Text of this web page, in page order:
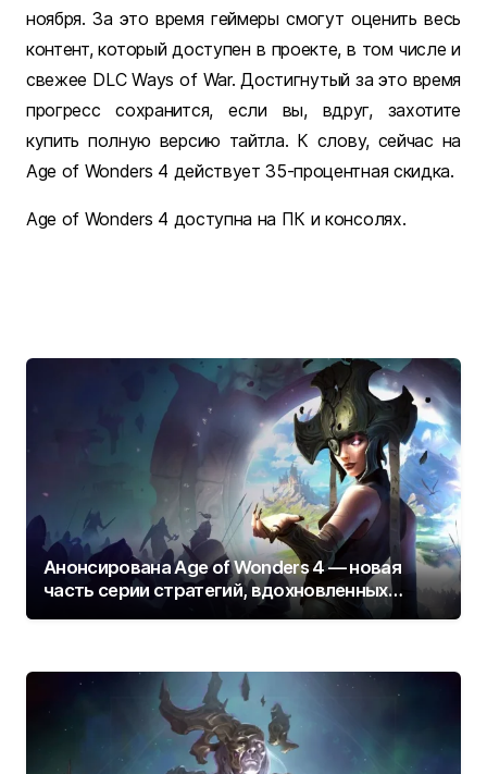
ноября. За это время геймеры смогут оценить весь
контент, который доступен в проекте, в том числе и
свежее DLC Ways of War. Достигнутый за это время
прогресс сохранится, если вы, вдруг, захотите
купить полную версию тайтла. К слову, сейчас на
Age of Wonders 4 действует 35-процентная скидка.
Age of Wonders 4 доступна на ПК и консолях.
Анонсирована Age of Wonders 4 — новая
часть серии стратегий, вдохновленных